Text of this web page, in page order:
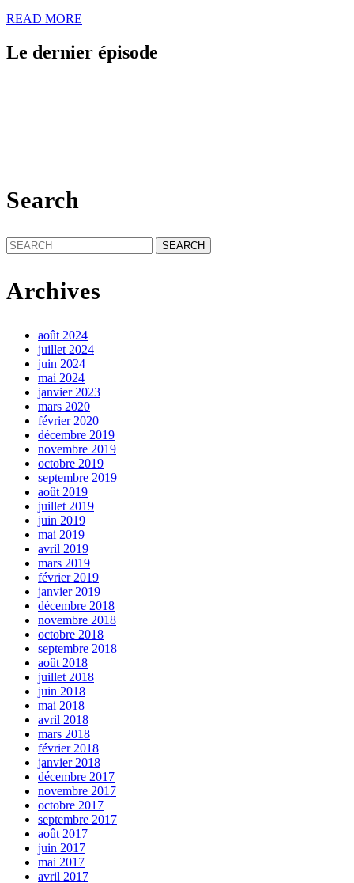
READ MORE
Le dernier épisode
Search
Search
for:
Archives
août 2024
juillet 2024
juin 2024
mai 2024
janvier 2023
mars 2020
février 2020
décembre 2019
novembre 2019
octobre 2019
septembre 2019
août 2019
juillet 2019
juin 2019
mai 2019
avril 2019
mars 2019
février 2019
janvier 2019
décembre 2018
novembre 2018
octobre 2018
septembre 2018
août 2018
juillet 2018
juin 2018
mai 2018
avril 2018
mars 2018
février 2018
janvier 2018
décembre 2017
novembre 2017
octobre 2017
septembre 2017
août 2017
juin 2017
mai 2017
avril 2017